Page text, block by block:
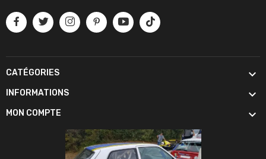
CATÉGORIES 
INFORMATIONS 
MON COMPTE 